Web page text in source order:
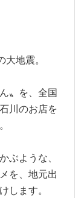
地震。
〟を、全国
川のお店を
ぶような、
を、地元出
します。